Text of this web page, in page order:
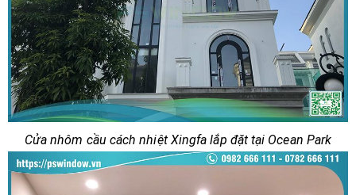
Cửa nhôm cầu cách nhiệt Xingfa lắp đặt tại Ocean Park